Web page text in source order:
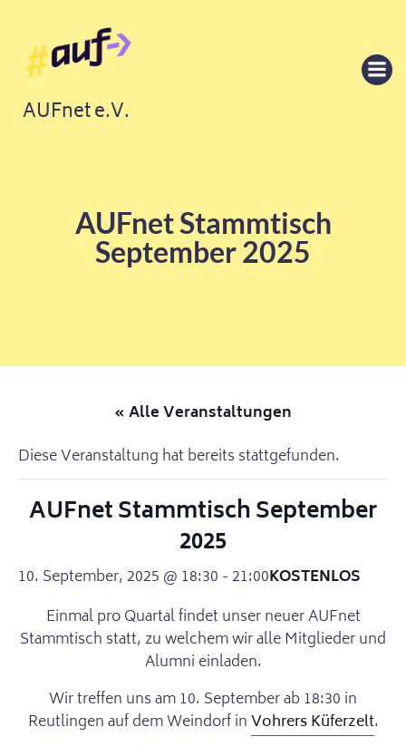
AUFnet e.V.
AUFnet Stammtisch
September 2025
« Alle Veranstaltungen
Diese Veranstaltung hat bereits stattgefunden.
AUFnet Stammtisch September
2025
10. September, 2025 @ 18:30 - 21:00KOSTENLOS
Einmal pro Quartal findet unser neuer AUFnet
Stammtisch statt, zu welchem wir alle Mitglieder und
Alumni einladen.
Wir treffen uns am 10. September ab 18:30 in
Reutlingen auf dem Weindorf inVohrers Küferzelt.